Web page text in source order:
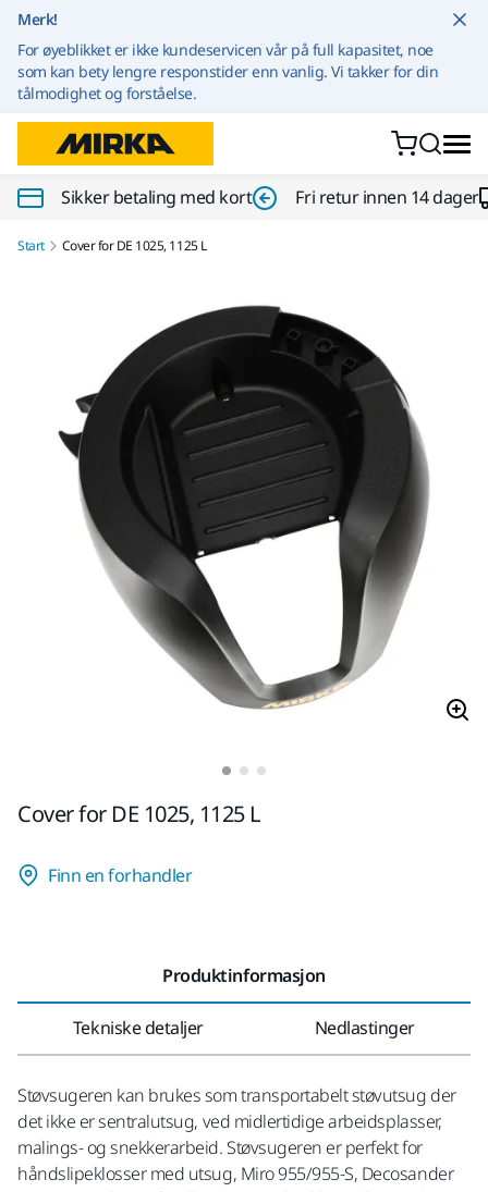
Merk!
For øyeblikket er ikke kundeservicen vår på full kapasitet, noe
som kan bety lengre responstider enn vanlig. Vi takker for din
tålmodighet og forståelse.
Sikker betaling med kort Fri retur innen 14 dager
Start Cover for DE 1025, 1125 L
Cover for DE 1025, 1125 L
Finn en forhandler
Produktinformasjon
Tekniske detaljer Nedlastinger
Støvsugeren kan brukes som transportabelt støvutsug der
det ikke er sentralutsug, ved midlertidige arbeidsplasser,
malings- og snekkerarbeid. Støvsugeren er perfekt for
håndslipeklosser med utsug, Miro 955/955-S, Decosander